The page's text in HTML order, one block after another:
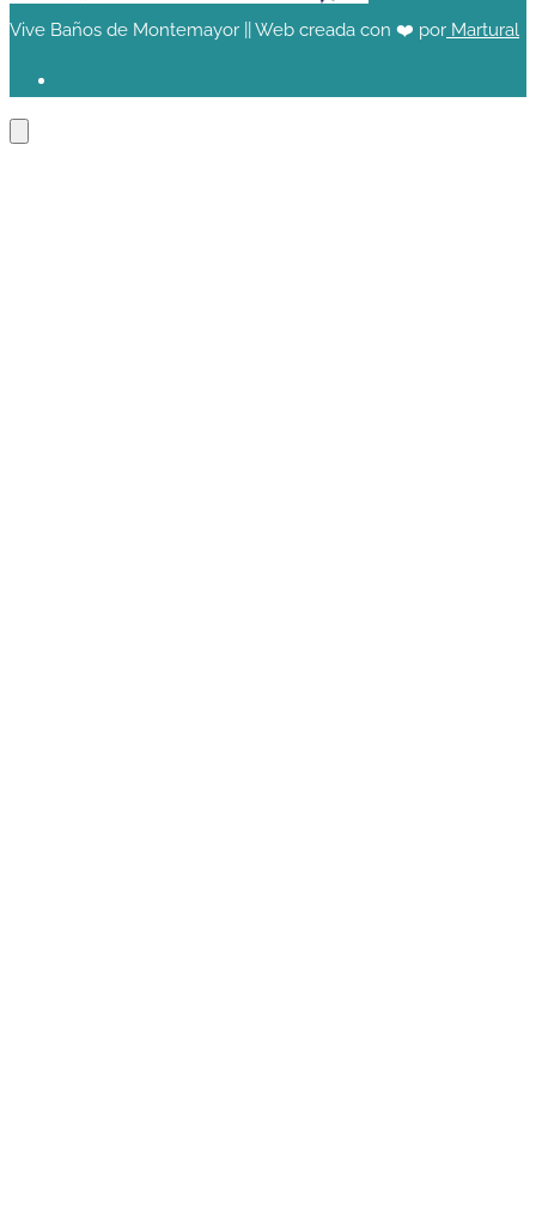
Vive Baños de Montemayor || Web creada con ❤️ por Martural